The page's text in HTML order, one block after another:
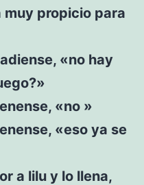
muy propicio para
«no hay
«no »
«eso ya se
a lilu y lo llena,